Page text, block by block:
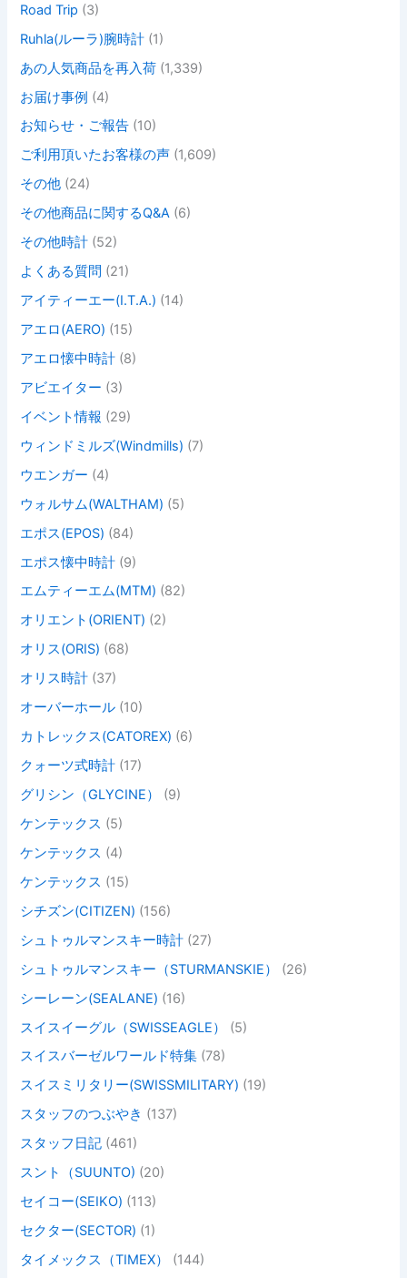
Road Trip (3)
Ruhla(ルーラ)腕時計 (1)
あの人気商品を再入荷 (1,339)
お届け事例 (4)
お知らせ・ご報告 (10)
ご利用頂いたお客様の声 (1,609)
その他 (24)
その他商品に関するQ&A (6)
その他時計 (52)
よくある質問 (21)
アイティーエー(I.T.A.) (14)
アエロ(AERO) (15)
アエロ懐中時計 (8)
アビエイター (3)
イベント情報 (29)
ウィンドミルズ(Windmills) (7)
ウエンガー (4)
ウォルサム(WALTHAM) (5)
エポス(EPOS) (84)
エポス懐中時計 (9)
エムティーエム(MTM) (82)
オリエント(ORIENT) (2)
オリス(ORIS) (68)
オリス時計 (37)
オーバーホール (10)
カトレックス(CATOREX) (6)
クォーツ式時計 (17)
グリシン（GLYCINE）
(9)
ケンテックス (5)
ケンテックス (4)
ケンテックス (15)
シチズン(CITIZEN) (156)
シュトゥルマンスキー時計 (27)
シュトゥルマンスキー（STURMANSKIE）
(26)
シーレーン(SEALANE) (16)
スイスイーグル（SWISSEAGLE）
(5)
スイスバーゼルワールド特集 (78)
スイスミリタリー(SWISSMILITARY) (19)
スタッフのつぶやき (137)
スタッフ日記 (461)
スント（SUUNTO) (20)
セイコー(SEIKO) (113)
セクター(SECTOR) (1)
タイメックス（TIMEX）
(144)